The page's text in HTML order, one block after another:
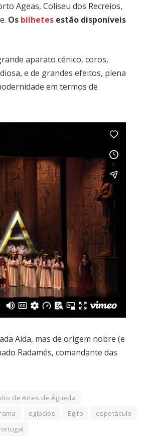
Ageas, Coliseu dos Recreios,
Os bilhetes estão disponíveis
aparato cénico, coros,
e de grandes efeitos, plena
em termos de
Aida, mas de origem nobre (e
Radamés, comandante das
de Artes de Águeda
egípcios Egito
espetáculo